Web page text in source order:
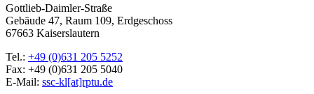
Gottlieb-Daimler-Straße
Gebäude 47, Raum 109, Erdgeschoss
67663 Kaiserslautern
Tel.: +49 (0)631 205 5252
Fax: +49 (0)631 205 5040
E-Mail: ssc-kl[at]rptu.de